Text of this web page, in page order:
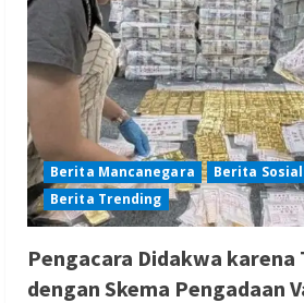
Berita Mancanegara
Berita
Berita Trending
Pengacara Didakwa karena
dengan Skema Pengadaan